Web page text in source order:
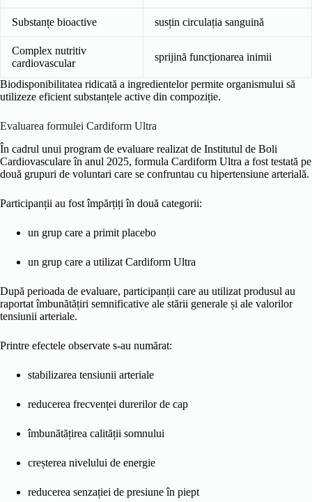
Substanțe bioactive susțin circulația sanguină
Complex nutritiv
cardiovascular
sprijină funcționarea inimii
Biodisponibilitatea ridicată a ingredientelor permite organismului să
utilizeze eficient substanțele active din compoziție.
Evaluarea formulei Cardiform Ultra
În cadrul unui program de evaluare realizat de Institutul de Boli
Cardiovasculare în anul 2025, formula Cardiform Ultra a fost testată pe
două grupuri de voluntari care se confruntau cu hipertensiune arterială.
Participanții au fost împărțiți în două categorii:
un grup care a primit placebo
un grup care a utilizat Cardiform Ultra
După perioada de evaluare, participanții care au utilizat produsul au
raportat îmbunătățiri semnificative ale stării generale și ale valorilor
tensiunii arteriale.
Printre efectele observate s-au numărat:
stabilizarea tensiunii arteriale
reducerea frecvenței durerilor de cap
îmbunătățirea calității somnului
creșterea nivelului de energie
reducerea senzației de presiune în piept